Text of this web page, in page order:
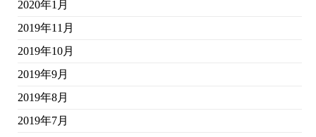
2020年1月
2019年11月
2019年10月
2019年9月
2019年8月
2019年7月